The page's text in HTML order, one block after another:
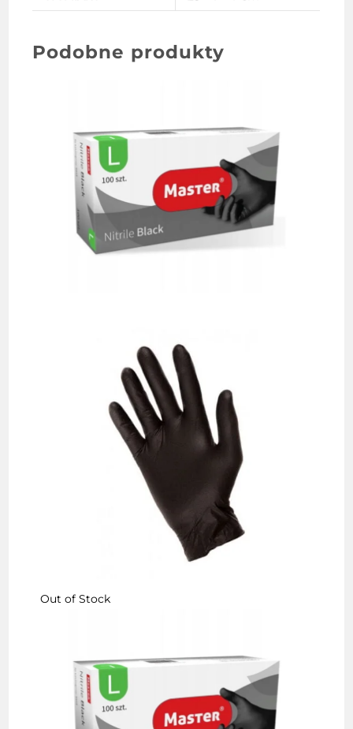
Podobne produkty
Out of Stock